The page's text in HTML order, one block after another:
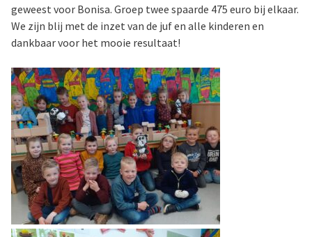
geweest voor Bonisa. Groep twee spaarde 475 euro bij elkaar.
We zijn blij met de inzet van de juf en alle kinderen en
dankbaar voor het mooie resultaat!